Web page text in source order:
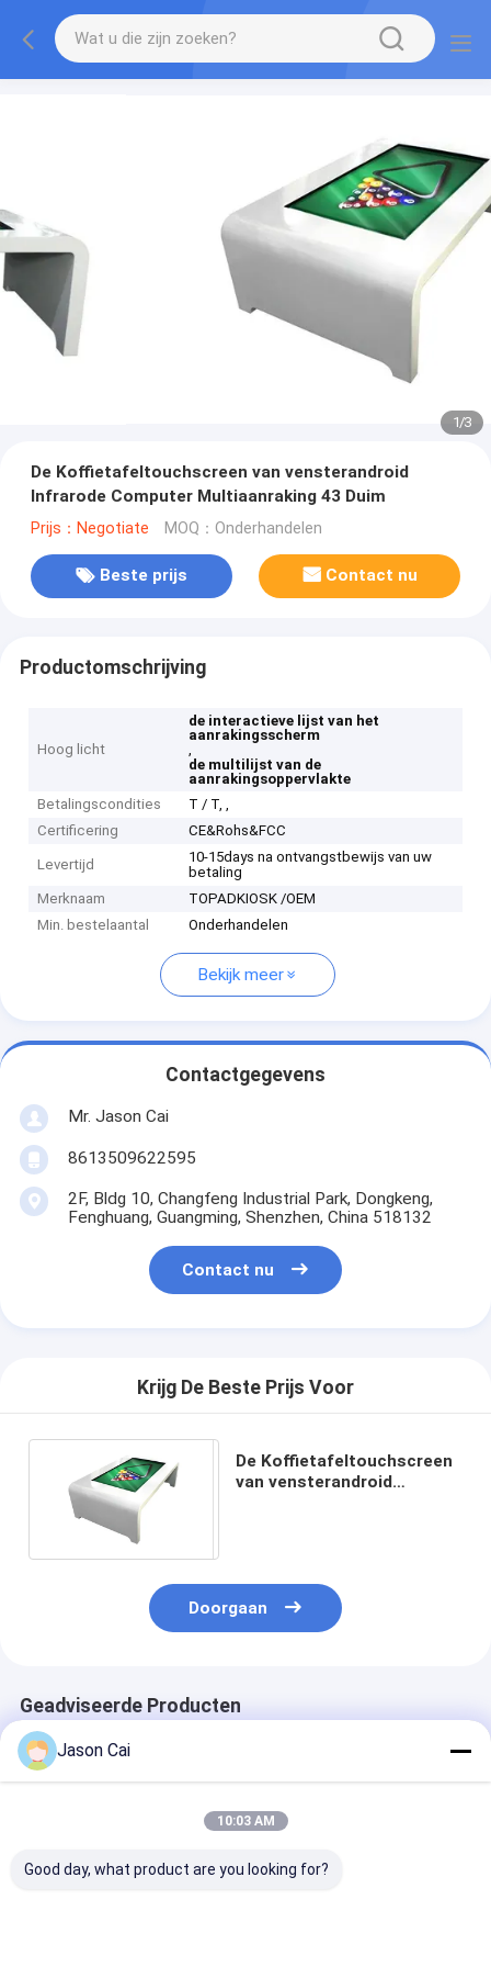
1/3
De Koffietafeltouchscreen van vensterandroid
Infrarode Computer Multiaanraking 43 Duim
Prijs：Negotiate MOQ：Onderhandelen
Beste prijs Contact nu
Productomschrijving
Hoog licht
de interactieve lijst van het
aanrakingsscherm
,
de multilijst van de
aanrakingsoppervlakte
Betalingscondities
T / T, ,
Certificering
CE&Rohs&FCC
Levertijd
10-15days na ontvangstbewijs van uw
betaling
Merknaam
TOPADKIOSK /OEM
Min. bestelaantal
Onderhandelen
Bekijk meer
Contactgegevens
Mr. Jason Cai
8613509622595
2F, Bldg 10, Changfeng Industrial Park, Dongkeng,
Fenghuang, Guangming, Shenzhen, China 518132
Contact nu
Krijg De Beste Prijs Voor
De Koffietafeltouchscreen
van vensterandroid
Doorgaan
Geadviseerde Producten
Jason Cai
10:03 AM
Good day, what product are you looking for?